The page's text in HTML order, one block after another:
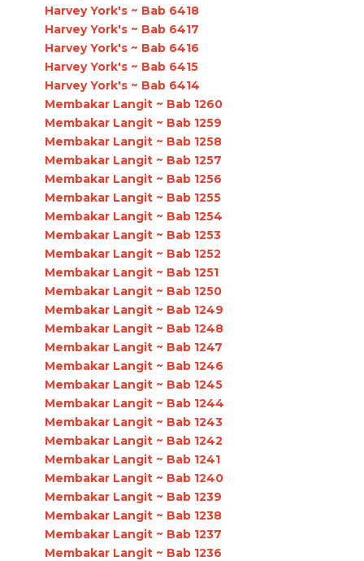
Harvey York's ~ Bab 6418
Harvey York's ~ Bab 6417
Harvey York's ~ Bab 6416
Harvey York's ~ Bab 6415
Harvey York's ~ Bab 6414
Membakar Langit ~ Bab 1260
Membakar Langit ~ Bab 1259
Membakar Langit ~ Bab 1258
Membakar Langit ~ Bab 1257
Membakar Langit ~ Bab 1256
Membakar Langit ~ Bab 1255
Membakar Langit ~ Bab 1254
Membakar Langit ~ Bab 1253
Membakar Langit ~ Bab 1252
Membakar Langit ~ Bab 1251
Membakar Langit ~ Bab 1250
Membakar Langit ~ Bab 1249
Membakar Langit ~ Bab 1248
Membakar Langit ~ Bab 1247
Membakar Langit ~ Bab 1246
Membakar Langit ~ Bab 1245
Membakar Langit ~ Bab 1244
Membakar Langit ~ Bab 1243
Membakar Langit ~ Bab 1242
Membakar Langit ~ Bab 1241
Membakar Langit ~ Bab 1240
Membakar Langit ~ Bab 1239
Membakar Langit ~ Bab 1238
Membakar Langit ~ Bab 1237
Membakar Langit ~ Bab 1236